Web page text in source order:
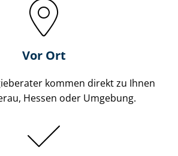
Vor Ort
kommen direkt zu Ihnen
Hessen oder Umgebung.